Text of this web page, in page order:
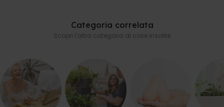
Categoria correlata
Scopri l'altra categoria di cose insolite